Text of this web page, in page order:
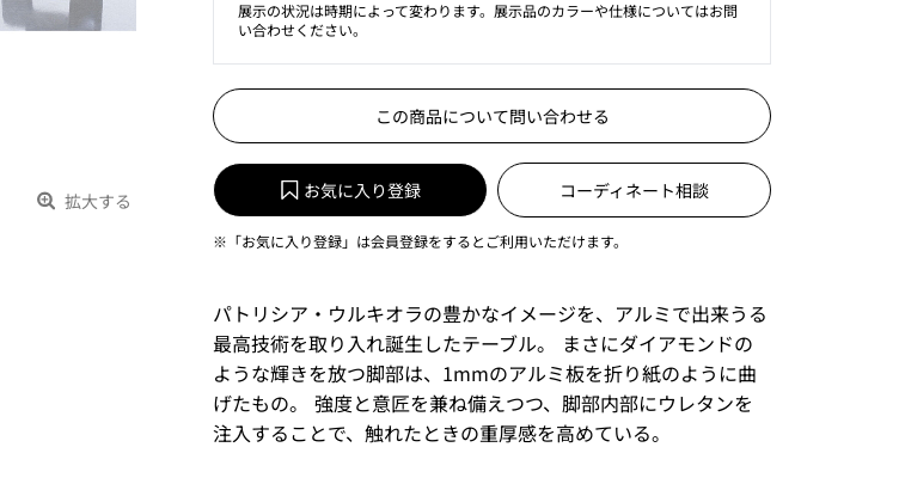
拡大する
展示の状況は時期によって変わります。展示品のカラーや仕様についてはお問
い合わせください。
この商品について問い合わせる
お気に入り登録 コーディネート相談
※「お気に入り登録」は会員登録をするとご利用いただけます。
パトリシア・ウルキオラの豊かなイメージを、アルミで出来うる
最高技術を取り入れ誕生したテーブル。 まさにダイアモンドの
ような輝きを放つ脚部は、1mmのアルミ板を折り紙のように曲
げたもの。 強度と意匠を兼ね備えつつ、脚部内部にウレタンを
注入することで、触れたときの重厚感を高めている。